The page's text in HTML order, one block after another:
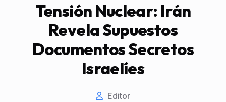
Tensión Nuclear: Irán
Revela Supuestos
Documentos Secretos
Israelíes
Editor